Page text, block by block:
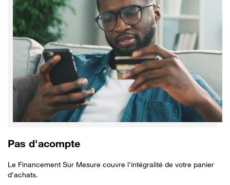
Pas d'acompte
Le Financement Sur Mesure couvre l'intégralité de votre panier
d'achats.